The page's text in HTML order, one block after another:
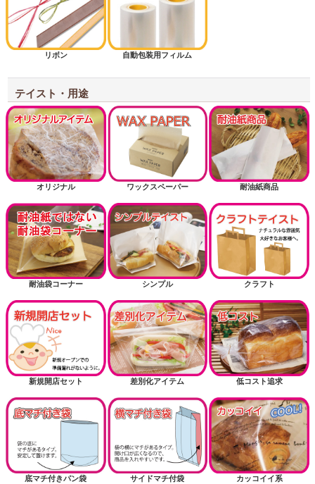
リボン 自動包装用フィルム
テイスト・用途
オリジナル ワックスペーパー 耐油紙商品
耐油袋コーナー シンプル クラフト
新規開店セット 差別化アイテム 低コスト追求
底マチ付きパン袋 サイドマチ付袋 カッコイイ系